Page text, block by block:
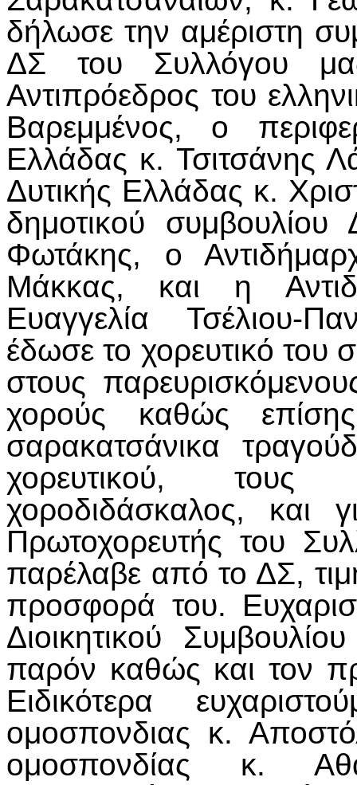
δήλωσε την αμέριστη
ΔΣ του Συλλόγου
Αντιπρόεδρος του
Βαρεμμένος, ο
Ελλάδας κ. Τσιτσάνης
Δυτικής Ελλάδας κ.
δημοτικού συμβουλίου
Φωτάκης, ο
Μάκκας, και η
Ευαγγελία Τσέλιου-
έδωσε το χορευτικό του
στους
χορούς καθώς
σαρακατσάνικα
χορευτικού,
χοροδιδάσκαλος, και
Πρωτοχορευτής του
παρέλαβε από το ΔΣ,
προσφορά του.
Διοικητικού
παρόν καθώς και τον
Ειδικότερα
ομοσπονδιας κ.
ομοσπονδίας κ.